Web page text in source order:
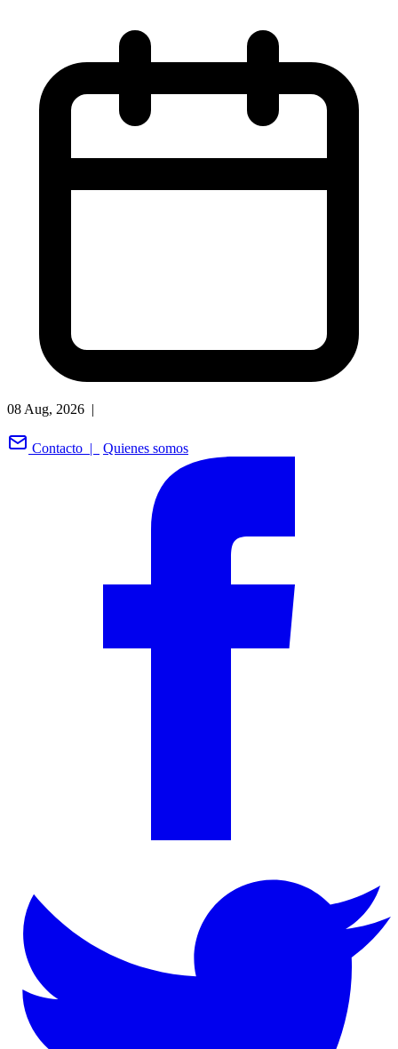
08 Aug, 2026 |
Contacto | Quienes somos